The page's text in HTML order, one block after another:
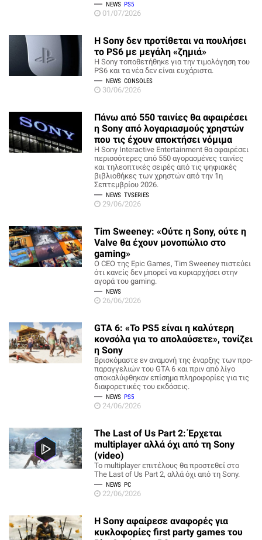
NEWS PS5
01/07/2026
Η Sony δεν προτίθεται να πουλήσει
το PS6 με μεγάλη «ζημιά»
Η Sony τοποθετήθηκε για την τιμoλόγηση του
PS6 και τα νέα δεν είναι ευχάριστα.
NEWS CONSOLES
30/06/2026
Πάνω από 550 ταινίες θα αφαιρέσει
η Sony από λογαριασμούς χρηστών
που τις έχουν αποκτήσει νόμιμα
Η Sony Interactive Entertainment θα αφαιρέσει
περισσότερες από 550 αγορασμένες ταινίες
και τηλεοπτικές σειρές από τις ψηφιακές
βιβλιοθήκες των χρηστών από την 1η
Σεπτεμβρίου 2026.
NEWS TVSERIES
29/06/2026
Tim Sweeney: «Ούτε η Sony, ούτε η
Valve θα έχουν μονοπώλιο στο
gaming»
Ο CEO της Epic Games, Tim Sweeney πιστεύει
ότι κανείς δεν μπορεί να κυριαρχήσει στην
αγορά του gaming.
NEWS
26/06/2026
GTA 6: «Το PS5 είναι η καλύτερη
κονσόλα για το απολαύσετε», τονίζει
η Sony
Βρισκόμαστε εν αναμονή της έναρξης των προ-
παραγγελιών του GTA 6 και πριν από λίγο
αποκαλύφθηκαν επίσημα πληροφορίες για τις
διαφορετικές του εκδόσεις.
NEWS PS5
24/06/2026
The Last of Us Part 2: Έρχεται
multiplayer αλλά όχι από τη Sony
(video)
Το multiplayer επιτέλους θα προστεθεί στο
The Last of Us Part 2, αλλά όχι από τη Sony.
NEWS PC
22/06/2026
Η Sony αφαίρεσε αναφορές για
κυκλοφορίες first party games του